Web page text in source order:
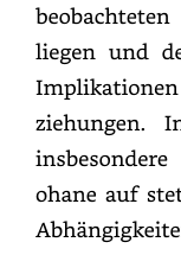
beobachteten
liegen der
Implikationen
In
insbesondere
stetig
Abhängigkeiten